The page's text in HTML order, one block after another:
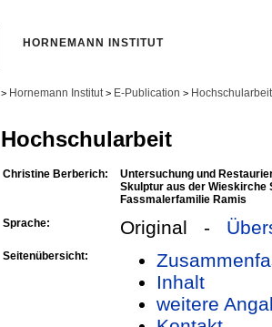
HORNEMANN INSTITUT
> Hornemann Institut > E-Publication >
Hochschularbeit
Christine Berberich:
Untersuchung und
Skulptur aus der Wieskirche
Fassmalerfamilie Ramis
Sprache:
Original -
Seitenübersicht:
Inhalt
weitere